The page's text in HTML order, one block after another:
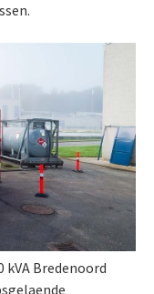
kVA Bredenoord